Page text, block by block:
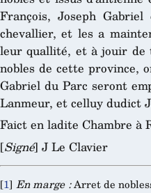
François, Joseph
chevallier, et les a
leur quallité, et à jouir de
nobles de cette province,
Gabriel du Parc seront
Lanmeur, et celluy dudict
Faict en ladite Chambre à
[Signé] J Le Clavier
[1] En marge :Arret de